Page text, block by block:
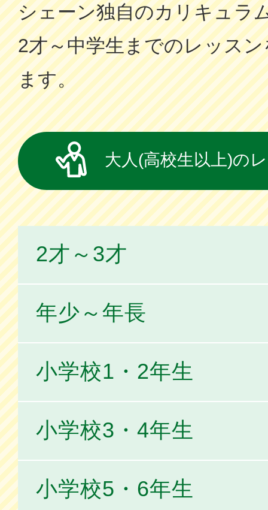
シェーン独⾃のカリキュラ
2才～中学⽣までのレッス
ます。
大人(高校生以上)の
2才～3才
年少～年長
小学校1・2年生
小学校3・4年生
小学校5・6年生